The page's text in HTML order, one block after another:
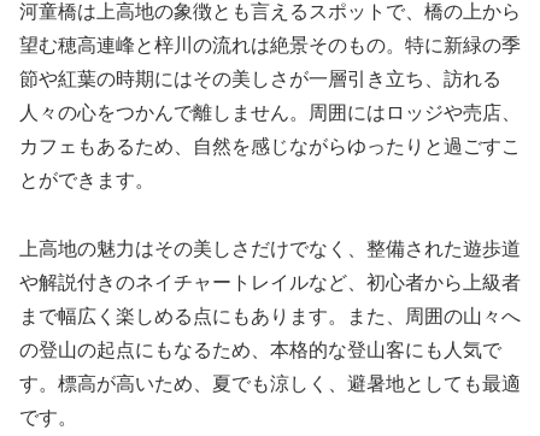
河童橋は上高地の象徴とも言えるスポットで、橋の上から
望む穂高連峰と梓川の流れは絶景そのもの。特に新緑の季
節や紅葉の時期にはその美しさが一層引き立ち、訪れる
人々の心をつかんで離しません。周囲にはロッジや売店、
カフェもあるため、自然を感じながらゆったりと過ごすこ
とができます。
上高地の魅力はその美しさだけでなく、整備された遊歩道
や解説付きのネイチャートレイルなど、初心者から上級者
まで幅広く楽しめる点にもあります。また、周囲の山々へ
の登山の起点にもなるため、本格的な登山客にも人気で
す。標高が高いため、夏でも涼しく、避暑地としても最適
です。